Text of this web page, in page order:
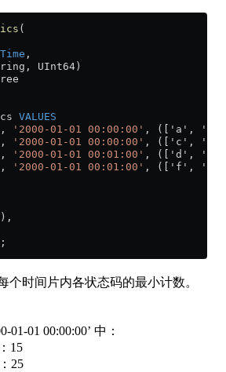
(
,
UInt64)
VALUES
, '2000-01-01 00:00:00' , (['a', 'b',
, '2000-01-01 00:00:00' , (['c', 'd',
, '2000-01-01 00:01:00' , (['d', 'e',
, '2000-01-01 00:01:00' , (['f', 'g',
),
个时间片内各状态码的最小计数。
01-01 00:00:00’ 中：
15
25